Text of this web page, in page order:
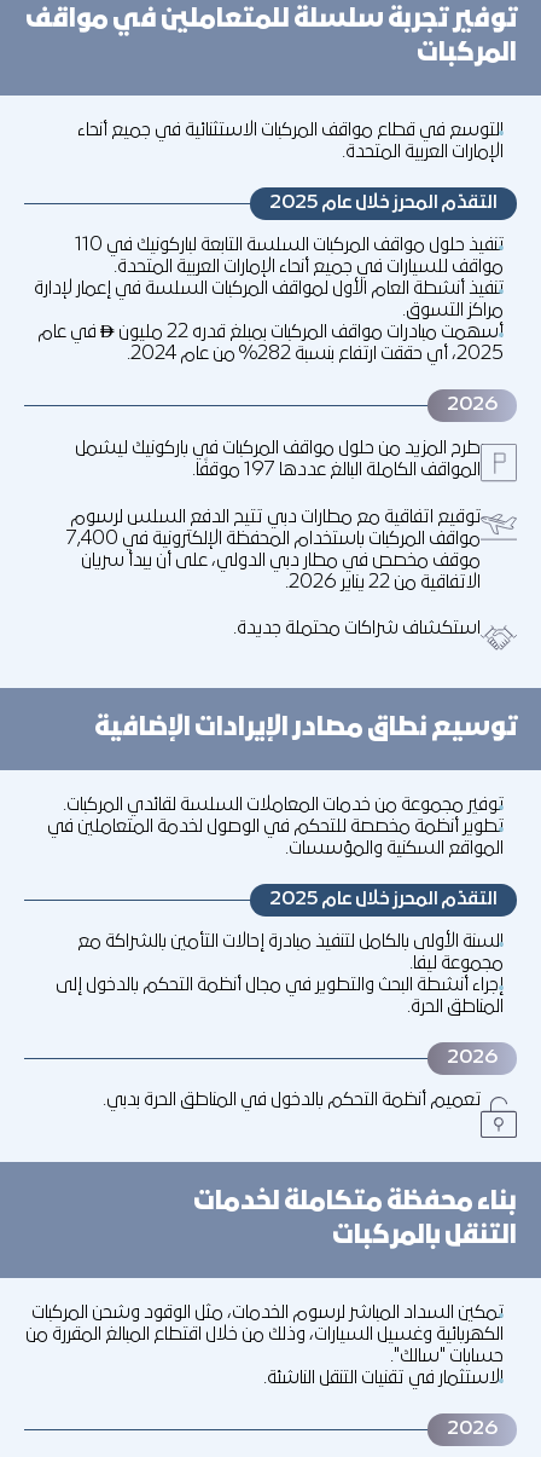
توفير تجربة سلسلة للمتعاملين في مواقف
المركبات
التوسع في قطاع مواقف المركبات الاستثنائية في جميع أنحاء
الإمارات العربية المتحدة.
التقدّم المحرز خلال عام 2025
تنفيذ حلول مواقف المركبات السلسة التابعة لباركونيك في 110
مواقف للسيارات في جميع أنحاء الإمارات العربية المتحدة.
تنفيذ أنشطة العام الأول لمواقف المركبات السلسة في إعمار لإدارة
مراكز التسوق.
أسهمت مبادرات مواقف المركبات بمبلغ قدره 22 مليون
↨في عام
2025، أي حققت ارتفاع بنسبة 282% من عام 2024.
2026
طرح المزيد من حلول مواقف المركبات في باركونيك ليشمل
المواقف الكاملة البالغ عددها 197 موقفًا.
توقيع اتفاقية مع مطارات دبي تتيح الدفع السلس لرسوم
مواقف المركبات باستخدام المحفظة الإلكترونية في 7,400
موقف مخصص في مطار دبي الدولي، على أن يبدأ سريان
الاتفاقية من 22 يناير 2026.
استكشاف شراكات محتملة جديدة.
توسيع نطاق مصادر الإيرادات الإضافية
توفير مجموعة من خدمات المعاملات السلسة لقائدي المركبات.
تطوير أنظمة مخصصة للتحكم في الوصول لخدمة المتعاملين في
المواقع السكنية والمؤسسات.
التقدّم المحرز خلال عام 2025
السنة الأولى بالكامل لتنفيذ مبادرة إحالات التأمين بالشراكة مع
مجموعة ليفا.
إجراء أنشطة البحث والتطوير في مجال أنظمة التحكم بالدخول إلى
المناطق الحرة.
2026
تعميم أنظمة التحكم بالدخول في المناطق الحرة بدبي.
بناء محفظة متكاملة لخدمات
التنقل بالمركبات
تمكين السداد المباشر لرسوم الخدمات، مثل الوقود وشحن المركبات
الكهربائية وغسيل السيارات، وذلك من خلال اقتطاع المبالغ المقررة من
حسابات "سالك".
الاستثمار في تقنيات التنقل الناشئة.
2026